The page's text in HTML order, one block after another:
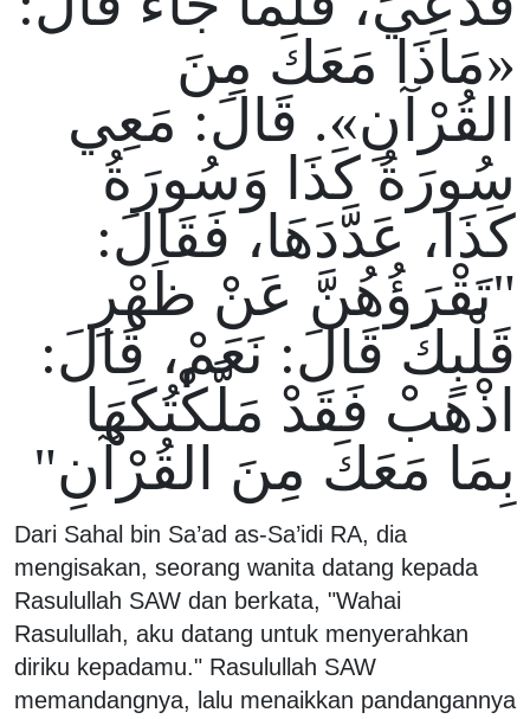
«مَاذَا مَعَكَ مِنَ
القُرْآنِ». قَالَ: مَعِي
سُورَةُ كَذَا وَسُورَةُ
كَذَا، عَدَّدَهَا، فَقَالَ:
"تَقْرَؤُهُنَّ عَنْ ظَهْرِ
قَلْبِكَ قَالَ: نَعَمْ، قَالَ:
اذْهَبْ فَقَدْ مَلَّكْتُكَهَا
بِمَا مَعَكَ مِنَ القُرْآنِ"
Dari Sahal bin Sa’ad as-Sa’idi RA, dia
mengisakan, seorang wanita datang kepada
Rasulullah SAW dan berkata, "Wahai
Rasulullah, aku datang untuk menyerahkan
diriku kepadamu." Rasulullah SAW
memandangnya, lalu menaikkan pandangannya